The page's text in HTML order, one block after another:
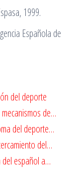
1999.
Española de
del deporte
de…
del deporte…
del…
español a…